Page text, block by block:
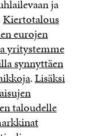
ja
Kiertotalous
eurojen
yritystemme
synnyttäen
.Lisäksi
taloudelle